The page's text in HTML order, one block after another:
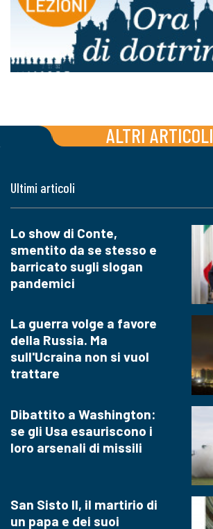
ALTRI ARTICOLI
Ultimi articoli
Lo show di Conte,
smentito da se stesso e
barricato sugli slogan
pandemici
La guerra volge a favore
della Russia. Ma
sull'Ucraina non si vuol
trattare
Dibattito a Washington:
se gli Usa esauriscono i
loro arsenali di missili
San Sisto II, il martirio di
un papa e dei suoi